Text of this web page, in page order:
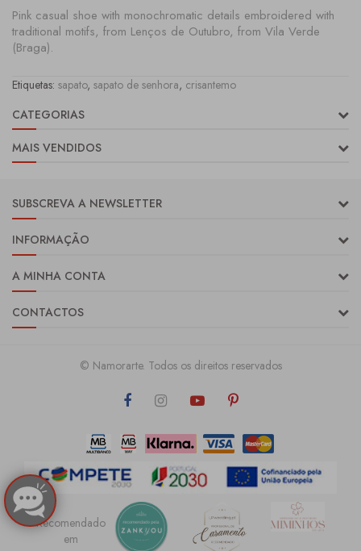
Pink casual shoe with monochromatic details embroidered with
traditional motifs, from Lenços de Outubro, from Vila Verde
(Braga).
Etiquetas: sapato, sapato de senhora, crisantemo
CATEGORIAS
MAIS VENDIDOS
SUBSCREVA A NEWSLETTER
INFORMAÇÃO
A MINHA CONTA
CONTACTOS
© Namorarte. Todos os direitos reservados